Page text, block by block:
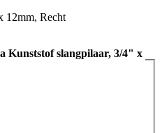
12mm, Recht
Kunststof slangpilaar, 3/4" x